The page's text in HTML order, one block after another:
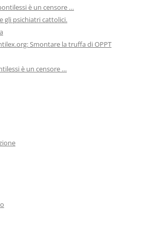
è un censore …
gli psichiatri cattolici.
Smontare la truffa di OPPT
è un censore …